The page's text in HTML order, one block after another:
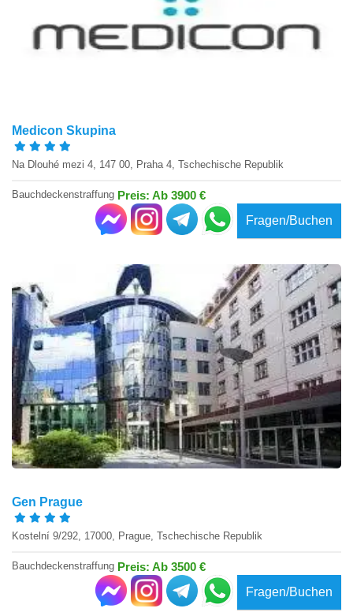
Medicon Skupina
Na Dlouhé mezi 4, 147 00, Praha 4, Tschechische Republik
Bauchdeckenstraffung Preis: Ab 3900 €
Fragen/Buchen
Gen Prague
Kostelní 9/292, 17000, Prague, Tschechische Republik
Bauchdeckenstraffung Preis: Ab 3500 €
Fragen/Buchen